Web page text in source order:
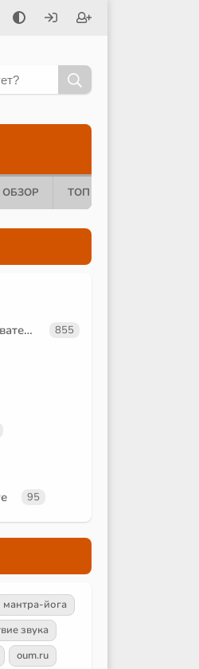
ОБЗОР ТОП 10
Новые лекции преподавателей 855
95
мантра-йога
звука
oum.ru